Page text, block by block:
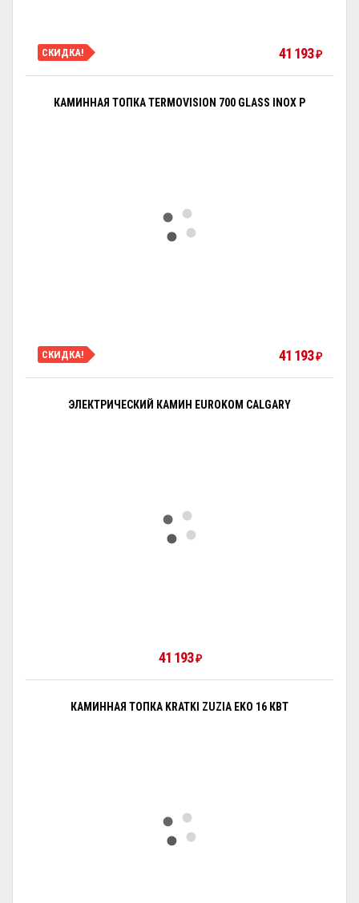
СКИДКА! 41 193₽
КАМИННАЯ ТОПКА TERMOVISION 700 GLASS INOX P
СКИДКА! 41 193₽
ЭЛЕКТРИЧЕСКИЙ КАМИН EUROKOM CALGARY
41 193₽
КАМИННАЯ ТОПКА KRATKI ZUZIA EKO 16 КВТ